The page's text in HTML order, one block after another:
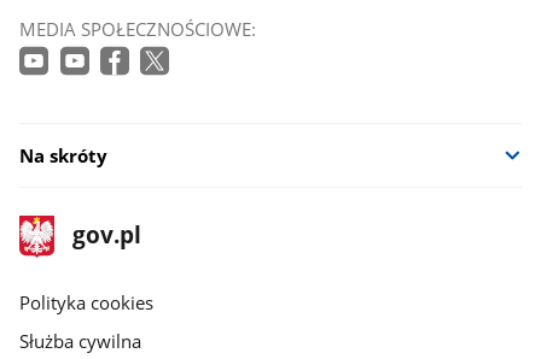
MEDIA SPOŁECZNOŚCIOWE:
Na skróty
stopka
gov.pl
Strona
gov.pl
gov.pl
Polityka cookies
Służba cywilna